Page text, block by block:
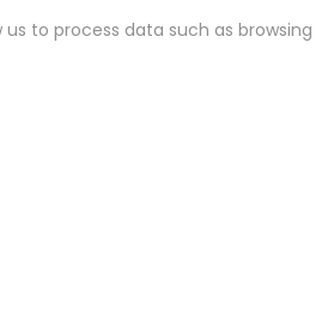
to process data such as browsing